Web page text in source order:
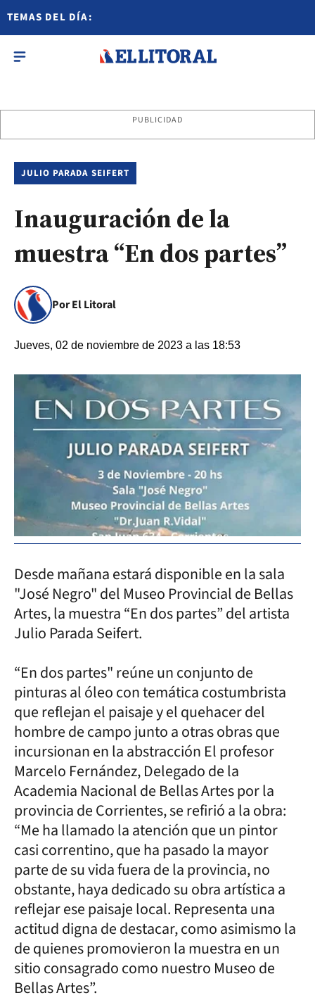
TEMAS DEL DÍA:
PUBLICIDAD
JULIO PARADA SEIFERT
Inauguración de la
muestra “En dos partes”
Por El Litoral
Jueves, 02 de noviembre de 2023 a las 18:53
Desde mañana estará disponible en la sala
"José Negro" del Museo Provincial de Bellas
Artes, la muestra “En dos partes” del artista
Julio Parada Seifert.
“En dos partes" reúne un conjunto de
pinturas al óleo con temática costumbrista
que reflejan el paisaje y el quehacer del
hombre de campo junto a otras obras que
incursionan en la abstracción El profesor
Marcelo Fernández, Delegado de la
Academia Nacional de Bellas Artes por la
provincia de Corrientes, se refirió a la obra:
“Me ha llamado la atención que un pintor
casi correntino, que ha pasado la mayor
parte de su vida fuera de la provincia, no
obstante, haya dedicado su obra artística a
reflejar ese paisaje local. Representa una
actitud digna de destacar, como asimismo la
de quienes promovieron la muestra en un
sitio consagrado como nuestro Museo de
Bellas Artes”.